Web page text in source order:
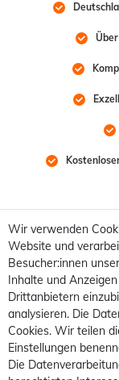
Wir verwenden
Website und
Besucher:innen
Inhalte und
Drittanbietern
analysieren. Die
Cookies. Wir teilen
Einstellungen
Die